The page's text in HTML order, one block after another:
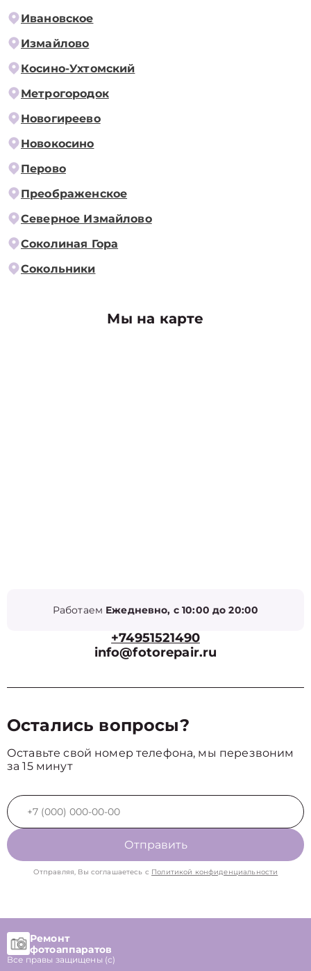
Ивановское
Измайлово
Косино-Ухтомский
Метрогородок
Новогиреево
Новокосино
Перово
Преображенское
Северное Измайлово
Соколиная Гора
Сокольники
Мы на карте
Работаем Ежедневно, с 10:00 до 20:00
+74951521490
info@fotorepair.ru
Остались вопросы?
Оставьте свой номер телефона, мы перезвоним
за 15 минут
Отправить
Отправляя, Вы соглашаетесь с Политикой конфиденциальности
Ремонт
фотоаппаратов
Все правы защищены (с)